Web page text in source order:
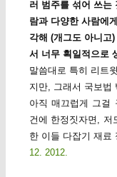
러 범주를 섞어 쓰는
람과 다양한 사람에
각해 (개그도 아니고
서 너무 획일적으로
말씀대로 특히 리트
지만, 그래서 국보
아직 매끄럽게 그걸
건에 한정짓자면, 저
한 이들 다잡기 재료
12. 2012.